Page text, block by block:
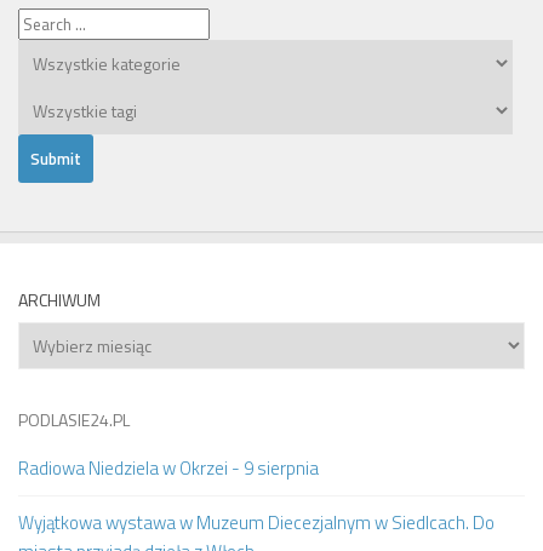
ARCHIWUM
Archiwum
PODLASIE24.PL
Radiowa Niedziela w Okrzei - 9 sierpnia
Wyjątkowa wystawa w Muzeum Diecezjalnym w Siedlcach. Do